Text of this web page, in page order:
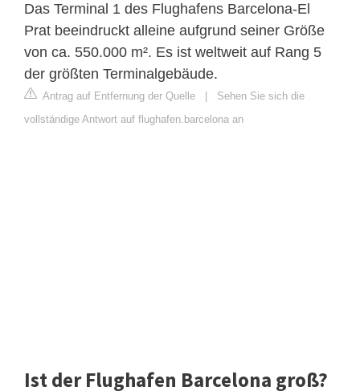
Das Terminal 1 des Flughafens Barcelona-El
Prat beeindruckt alleine aufgrund seiner Größe
von ca. 550.000 m². Es ist weltweit auf Rang 5
der größten Terminalgebäude.
Antrag auf Entfernung der Quelle
Sehen Sie sich die
vollständige Antwort auf flughafen.barcelona an
Ist der Flughafen Barcelona groß?